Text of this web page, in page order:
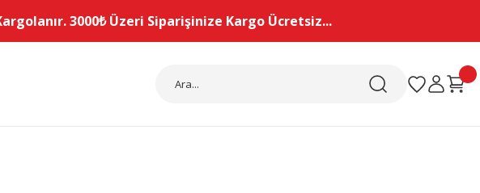
3000₺ Üzeri Siparişinize Kargo Ücretsiz...